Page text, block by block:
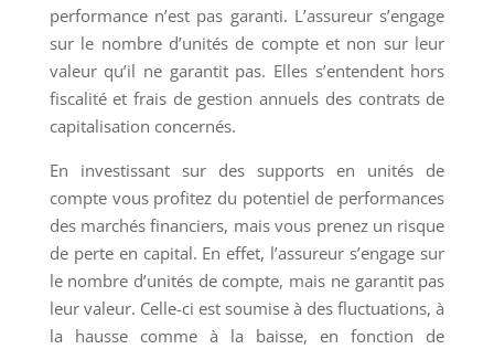
performance n’est pas garanti. L’assureur s’engage
sur le nombre d’unités de compte et non sur leur
valeur qu’il ne garantit pas. Elles s’entendent hors
fiscalité et frais de gestion annuels des contrats de
capitalisation concernés.
En investissant sur des supports en unités de
compte vous profitez du potentiel de performances
des marchés financiers, mais vous prenez un risque
de perte en capital. En effet, l’assureur s’engage sur
le nombre d’unités de compte, mais ne garantit pas
leur valeur. Celle-ci est soumise à des fluctuations, à
la hausse comme à la baisse, en fonction de